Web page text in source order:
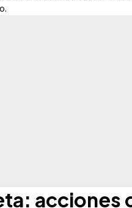
acciones